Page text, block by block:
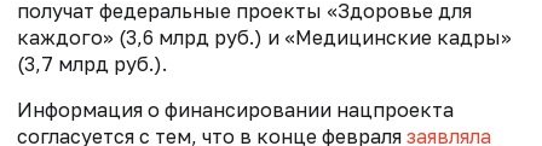
получат федеральные проекты «Здоровье для
каждого» (3,6 млрд руб.) и «Медицинские кадры»
(3,7 млрд руб.).
Информация о финансировании нацпроекта
согласуется с тем, что в конце февраля заявляла